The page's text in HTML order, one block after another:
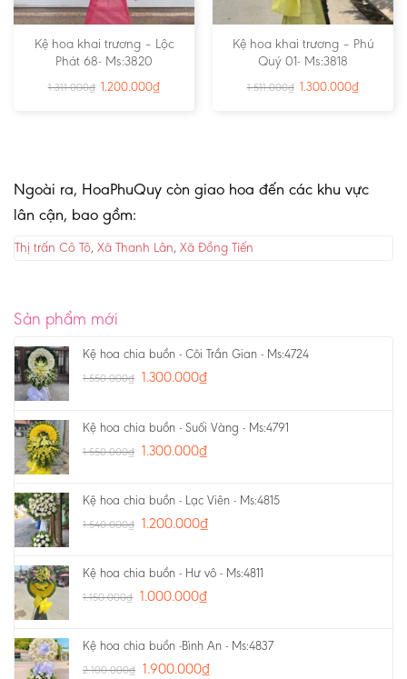
Kệ hoa khai trương – Lộc
Phát 68- Ms:3820
1.311.000₫ 1.200.000₫
Kệ hoa khai trương – Phú
Quý 01- Ms:3818
1.511.000₫ 1.300.000₫
Ngoài ra, HoaPhuQuy còn giao hoa đến các khu vực
lân cận, bao gồm:
Thị trấn Cô Tô, Xã Thanh Lân, Xã Đồng Tiến
Sản phẩm mới
Kệ hoa chia buồn - Cõi Trần Gian - Ms:4724
1.550.000₫ 1.300.000₫
Kệ hoa chia buồn - Suối Vàng - Ms:4791
1.550.000₫ 1.300.000₫
Kệ hoa chia buồn - Lạc Viên - Ms:4815
1.540.000₫ 1.200.000₫
Kệ hoa chia buồn - Hư vô - Ms:4811
1.150.000₫ 1.000.000₫
Kệ hoa chia buồn -Bình An - Ms:4837
2.100.000₫ 1.900.000₫